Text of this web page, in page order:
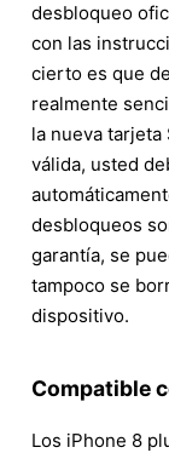
desbloqueo
con las
cierto es que
realmente
la nueva tarjeta
válida, usted
desbloqueos
garantía, se
tampoco se
dispositivo.
Compatible
Los iPhone 8